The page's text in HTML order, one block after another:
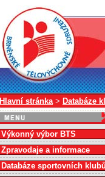
Hlavní stránka> Databáze
Výkonný výbor BTS
Zpravodaje a informace
Databáze sportovních klubů